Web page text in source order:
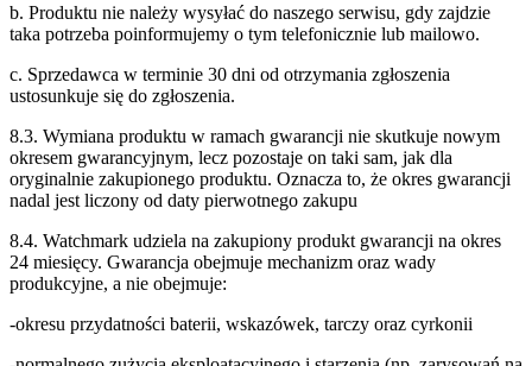
b. Produktu nie należy wysyłać do naszego serwisu, gdy zajdzie
taka potrzeba poinformujemy o tym telefonicznie lub mailowo.
c. Sprzedawca w terminie 30 dni od otrzymania zgłoszenia
ustosunkuje się do zgłoszenia.
8.3. Wymiana produktu w ramach gwarancji nie skutkuje nowym
okresem gwarancyjnym, lecz pozostaje on taki sam, jak dla
oryginalnie zakupionego produktu. Oznacza to, że okres gwarancji
nadal jest liczony od daty pierwotnego zakupu
8.4. Watchmark udziela na zakupiony produkt gwarancji na okres
24 miesięcy. Gwarancja obejmuje mechanizm oraz wady
produkcyjne, a nie obejmuje:
-okresu przydatności baterii, wskazówek, tarczy oraz cyrkonii